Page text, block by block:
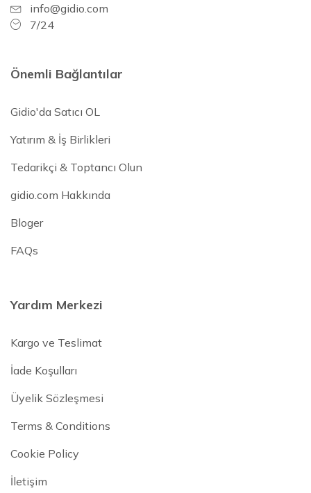
info@gidio.com
7/24
Önemli Bağlantılar
Gidio'da Satıcı OL
Yatırım & İş Birlikleri
Tedarikçi & Toptancı Olun
gidio.com Hakkında
Bloger
FAQs
Yardım Merkezi
Kargo ve Teslimat
İade Koşulları
Üyelik Sözleşmesi
Terms & Conditions
Cookie Policy
İletişim